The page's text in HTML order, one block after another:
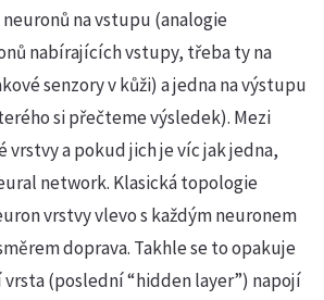
na vstupu (analogie
nabírajících vstupy, třeba ty na
senzory v kůži) a jedna na výstupu
si přečteme výsledek). Mezi
vrstvy a pokud jich je víc jak jedna,
network. Klasická topologie
vrstvy vlevo s každým neuronem
doprava. Takhle se to opakuje
(poslední “hidden layer”) napojí